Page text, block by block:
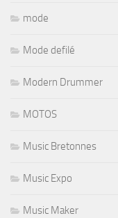
mode
Mode defilé
Modern Drummer
MOTOS
Music Bretonnes
Music Expo
Music Maker